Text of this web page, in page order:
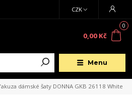
Menu
CZK
0
0,00 Kč
dámské šaty DONNA GKB 26118 White